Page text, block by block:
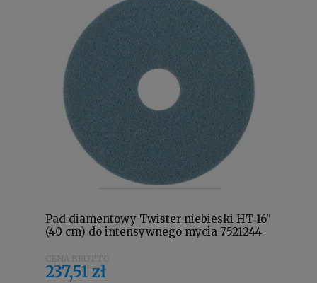
Pad diamentowy Twister niebieski HT 16"
(40 cm) do intensywnego mycia 7521244
237,51 zł